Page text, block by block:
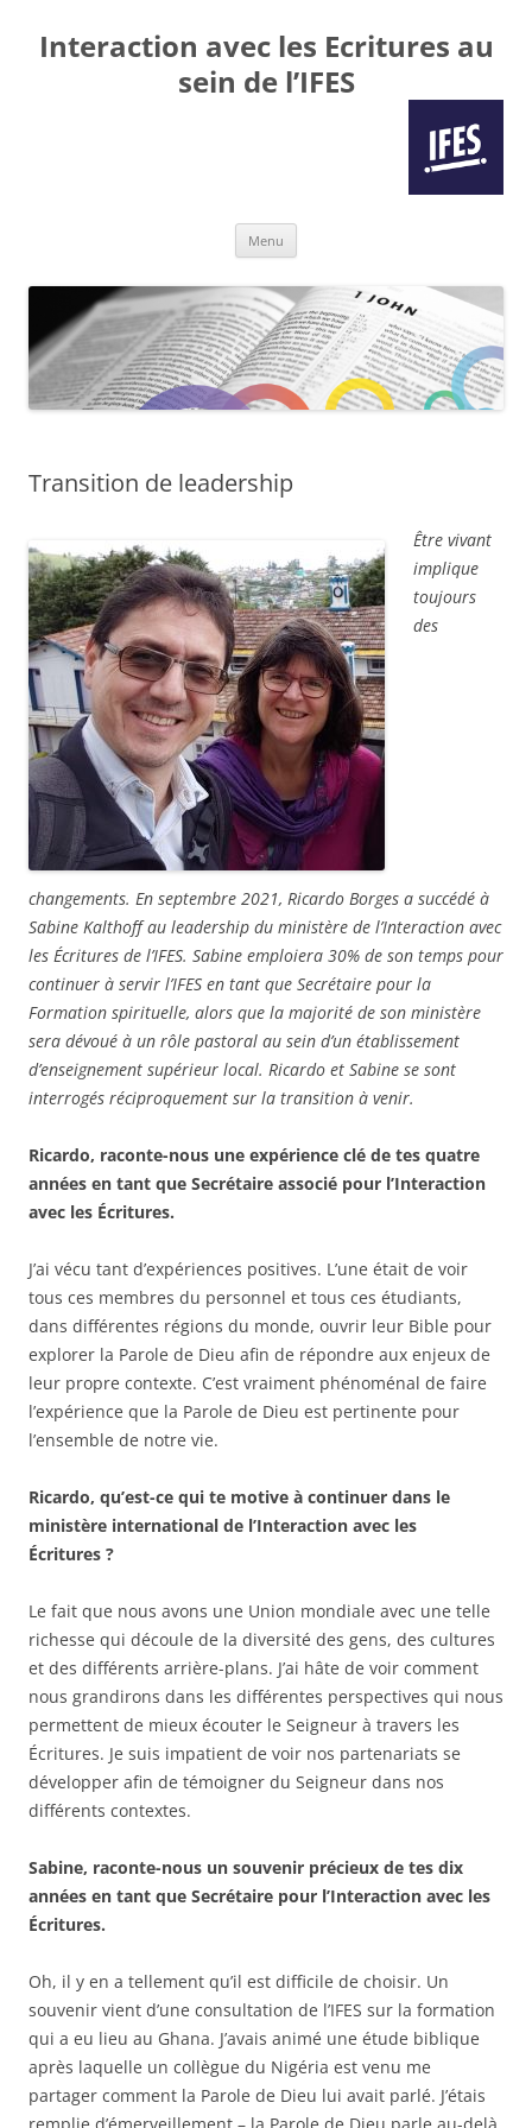
Interaction avec les Ecritures au
sein de l’IFES
Menu
Transition de leadership
Être vivant
implique
toujours
des
changements. En septembre 2021, Ricardo Borges a succédé à
Sabine Kalthoff au leadership du ministère de l’Interaction avec
les Écritures de l’IFES. Sabine emploiera 30% de son temps pour
continuer à servir l’IFES en tant que Secrétaire pour la
Formation spirituelle, alors que la majorité de son ministère
sera dévoué à un rôle pastoral au sein d’un établissement
d’enseignement supérieur local. Ricardo et Sabine se sont
interrogés réciproquement sur la transition à venir.
Ricardo, raconte-nous une expérience clé de tes quatre
années en tant que Secrétaire associé pour l’Interaction
avec les Écritures.
J’ai vécu tant d’expériences positives. L’une était de voir
tous ces membres du personnel et tous ces étudiants,
dans différentes régions du monde, ouvrir leur Bible pour
explorer la Parole de Dieu afin de répondre aux enjeux de
leur propre contexte. C’est vraiment phénoménal de faire
l’expérience que la Parole de Dieu est pertinente pour
l’ensemble de notre vie.
Ricardo, qu’est-ce qui te motive à continuer dans le
ministère international de l’Interaction avec les
Écritures ?
Le fait que nous avons une Union mondiale avec une telle
richesse qui découle de la diversité des gens, des cultures
et des différents arrière-plans. J’ai hâte de voir comment
nous grandirons dans les différentes perspectives qui nous
permettent de mieux écouter le Seigneur à travers les
Écritures. Je suis impatient de voir nos partenariats se
développer afin de témoigner du Seigneur dans nos
différents contextes.
Sabine, raconte-nous un souvenir précieux de tes dix
années en tant que Secrétaire pour l’Interaction avec les
Écritures.
Oh, il y en a tellement qu’il est difficile de choisir. Un
souvenir vient d’une consultation de l’IFES sur la formation
qui a eu lieu au Ghana. J’avais animé une étude biblique
après laquelle un collègue du Nigéria est venu me
partager comment la Parole de Dieu lui avait parlé. J’étais